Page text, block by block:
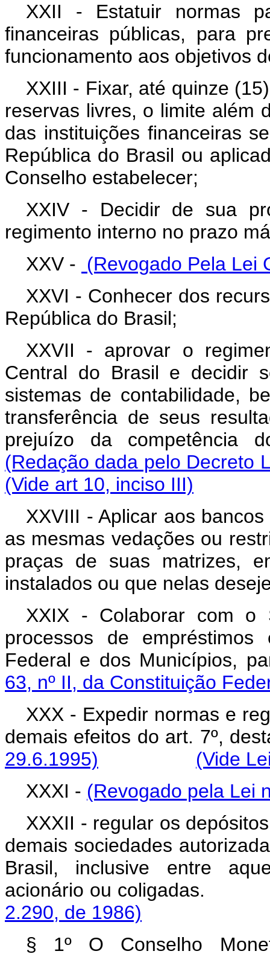
XXII - Estatuir normas
financeiras públicas, para
funcionamento aos objetivos
XXIII - Fixar, até quinze
reservas livres, o limite além
das instituições financeiras
República do Brasil ou
Conselho estabelecer;
XXIV - Decidir de sua
regimento interno no prazo
XXV - (Revogado Pela Lei
XXVI - Conhecer dos
República do
XXVII - aprovar o
Central do Brasil e decidir
sistemas de contabilidade,
transferência de seus
prejuízo da competência
(Redação dada pelo Decreto
(Vide art 10, inciso III)
XXVIII - Aplicar aos
as mesmas vedações ou
praças de suas matrizes,
instalados ou que nelas
XXIX - Colaborar com o
processos de
Federal e dos Municípios,
63, nº II, da Constituição
XXX - Expedir normas e
demais efeitos do art.
29.6.1995)
(Vide
XXXI - (Revogado pela Lei
XXXII - regular os
demais sociedades
Brasil, inclusive entre
acionário ou
2.290, de 1986)
§ 1º O Conselho